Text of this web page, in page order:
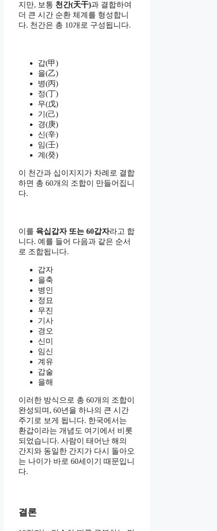
지만, 보통 천간(天干)과 결합하여
더 큰 시간 순환 체계를 형성합니
다. 천간은 총 10개로 구성됩니다.
갑(甲)
을(乙)
병(丙)
정(丁)
무(戊)
기(己)
경(庚)
신(辛)
임(壬)
계(癸)
이 천간과 십이지지가 차례로 결합
하면 총 60개의 조합이 만들어집니
다.
이를 육십갑자 또는 60갑자라고 합
니다. 예를 들어 다음과 같은 순서
로 조합됩니다.
갑자
을축
병인
정묘
무진
기사
경오
신미
임신
계유
갑술
을해
이러한 방식으로 총 60개의 조합이
완성되며, 60년을 하나의 큰 시간
주기로 보게 됩니다. 한국에서는
환갑이라는 개념도 여기에서 비롯
되었습니다. 사람이 태어난 해의
간지와 동일한 간지가 다시 돌아오
는 나이가 바로 60세이기 때문입니
다.
결론